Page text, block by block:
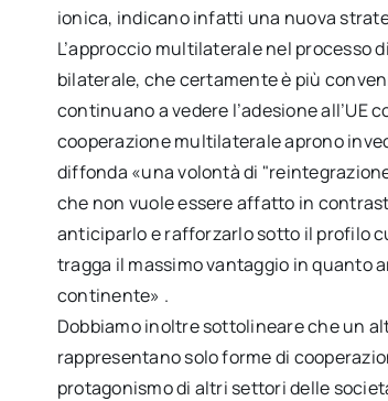
ionica, indicano infatti una nuova
L’approccio multilaterale nel processo
bilaterale, che certamente è più
continuano a vedere l’adesione all’UE
cooperazione multilaterale aprono
diffonda «una volontà di
che non vuole essere affatto in
anticiparlo e rafforzarlo sotto il profilo
tragga il massimo vantaggio in quanto
continente» .
Dobbiamo inoltre sottolineare che un
rappresentano solo forme di
protagonismo di altri settori delle